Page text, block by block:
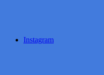
Instagram